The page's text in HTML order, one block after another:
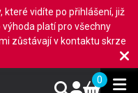
0
které vidíte po přihlášení, již
platí pro všechny
zůstávají v kontaktu skrze